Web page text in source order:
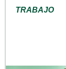
TRABAJO